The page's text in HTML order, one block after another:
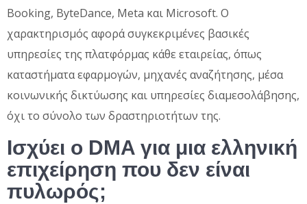
Booking, ByteDance, Meta και Microsoft. Ο
χαρακτηρισμός αφορά συγκεκριμένες βασικές
υπηρεσίες της πλατφόρμας κάθε εταιρείας, όπως
καταστήματα εφαρμογών, μηχανές αναζήτησης, μέσα
κοινωνικής δικτύωσης και υπηρεσίες διαμεσολάβησης,
όχι το σύνολο των δραστηριοτήτων της.
Ισχύει ο DMA για μια ελληνική
επιχείρηση που δεν είναι
πυλωρός;